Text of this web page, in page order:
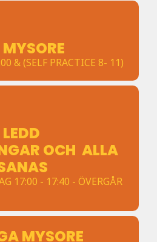
& (SELF PRACTICE 8- 11)
OCH ALLA
17:00 - 17:40 - ÖVERGÅR
MYSORE